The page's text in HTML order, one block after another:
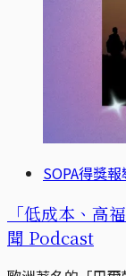
SOPA得獎報
「低成本、高
聞 Podcast